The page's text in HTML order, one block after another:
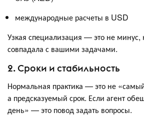
международные расчеты в USD
Узкая специализация — это не
совпадала с вашими задачами.
2. Сроки и стабильность
Нормальная практика — это не
а предсказуемый срок. Если агент
день» — это повод задать вопросы.